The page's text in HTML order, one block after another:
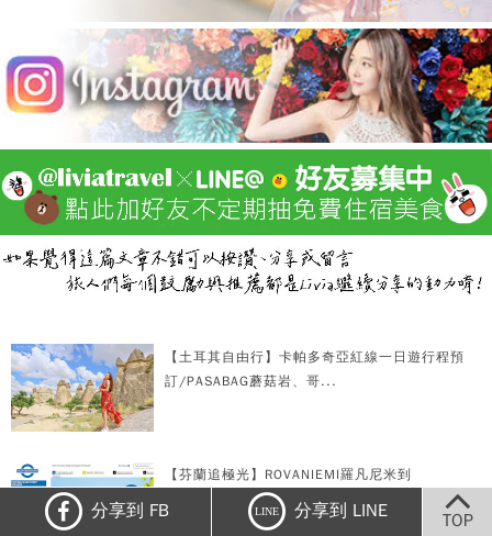
【土耳其自由行】卡帕多奇亞紅線一日遊行程預
訂/PASABAG蘑菇岩、哥...
【芬蘭追極光】ROVANIEMI羅凡尼米到
INARI/KAKSLAUT...
分享到 FB LINE 分享到 LINE TOP